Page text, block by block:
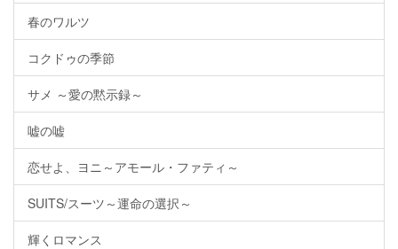
春のワルツ
コクドゥの季節
サメ ～愛の黙示録～
嘘の嘘
恋せよ、ヨニ～アモール・ファティ～
SUITS/スーツ～運命の選択～
輝くロマンス